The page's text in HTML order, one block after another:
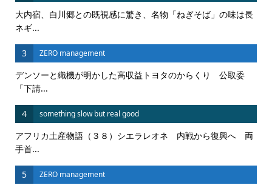
大内宿、白川郷との既視感に驚き、名物「ねぎそば」の味は長
ネギ...
3 ZERO management
デンソーと織機が明かした高収益トヨタのからくり 公取委
「下請...
4 something slow but real good
アフリカ土産物語（３８）シエラレオネ 内戦から復興へ 両
手首...
5 ZERO management